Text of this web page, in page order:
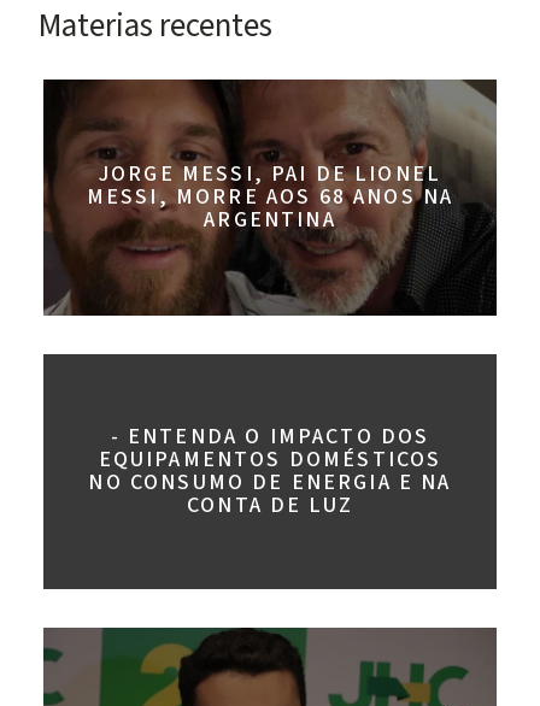
Materias recentes
JORGE MESSI, PAI DE LIONEL
MESSI, MORRE AOS 68 ANOS NA
ARGENTINA
- ENTENDA O IMPACTO DOS
EQUIPAMENTOS DOMÉSTICOS
NO CONSUMO DE ENERGIA E NA
CONTA DE LUZ